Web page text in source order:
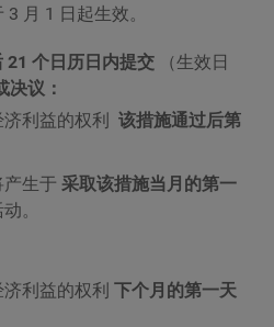
月 1 日起生效。
21 个日历日内提交 （生效日
决议：
利益的权利 该措施通过后第
生于 采取该措施当月的第一
。
利益的权利 下个月的第一天